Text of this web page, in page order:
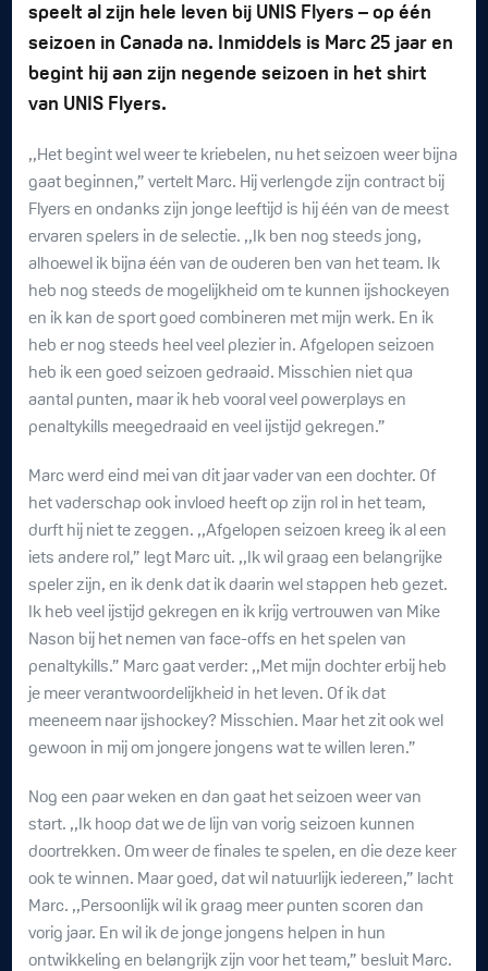
speelt al zijn hele leven bij UNIS Flyers – op één
seizoen in Canada na. Inmiddels is Marc 25 jaar en
begint hij aan zijn negende seizoen in het shirt
van UNIS Flyers.
,,Het begint wel weer te kriebelen, nu het seizoen weer bijna
gaat beginnen,” vertelt Marc. Hij verlengde zijn contract bij
Flyers en ondanks zijn jonge leeftijd is hij één van de meest
ervaren spelers in de selectie. ,,Ik ben nog steeds jong,
alhoewel ik bijna één van de ouderen ben van het team. Ik
heb nog steeds de mogelijkheid om te kunnen ijshockeyen
en ik kan de sport goed combineren met mijn werk. En ik
heb er nog steeds heel veel plezier in. Afgelopen seizoen
heb ik een goed seizoen gedraaid. Misschien niet qua
aantal punten, maar ik heb vooral veel powerplays en
penaltykills meegedraaid en veel ijstijd gekregen.”
Marc werd eind mei van dit jaar vader van een dochter. Of
het vaderschap ook invloed heeft op zijn rol in het team,
durft hij niet te zeggen. ,,Afgelopen seizoen kreeg ik al een
iets andere rol,” legt Marc uit. ,,Ik wil graag een belangrijke
speler zijn, en ik denk dat ik daarin wel stappen heb gezet.
Ik heb veel ijstijd gekregen en ik krijg vertrouwen van Mike
Nason bij het nemen van face-offs en het spelen van
penaltykills.” Marc gaat verder: ,,Met mijn dochter erbij heb
je meer verantwoordelijkheid in het leven. Of ik dat
meeneem naar ijshockey? Misschien. Maar het zit ook wel
gewoon in mij om jongere jongens wat te willen leren.”
Nog een paar weken en dan gaat het seizoen weer van
start. ,,Ik hoop dat we de lijn van vorig seizoen kunnen
doortrekken. Om weer de finales te spelen, en die deze keer
ook te winnen. Maar goed, dat wil natuurlijk iedereen,” lacht
Marc. ,,Persoonlijk wil ik graag meer punten scoren dan
vorig jaar. En wil ik de jonge jongens helpen in hun
ontwikkeling en belangrijk zijn voor het team,” besluit Marc.